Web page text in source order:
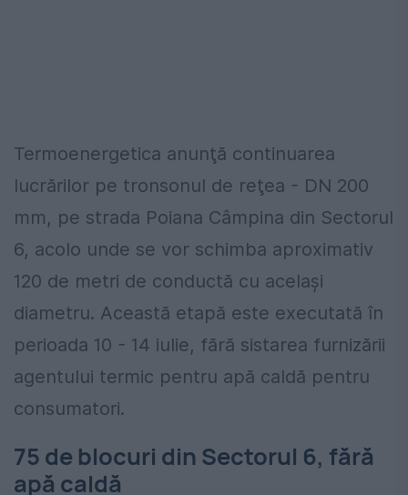
Termoenergetica anunţă continuarea
lucrărilor pe tronsonul de reţea - DN 200
mm, pe strada Poiana Câmpina din Sectorul
6, acolo unde se vor schimba aproximativ
120 de metri de conductă cu acelaşi
diametru. Această etapă este executată în
perioada 10 - 14 iulie, fără sistarea furnizării
agentului termic pentru apă caldă pentru
consumatori.
75 de blocuri din Sectorul 6, fără
apă caldă